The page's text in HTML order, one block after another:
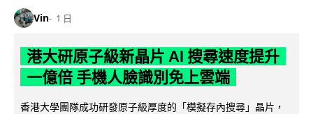
Vin 1 日
港大研原子級新晶片 AI 搜尋速度提升
一億倍 手機人臉識別免上雲端
香港大學團隊成功研發原子級厚度的「模擬存內搜尋」晶片，